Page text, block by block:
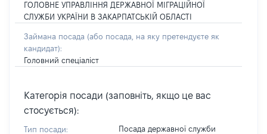
ГОЛОВНЕ УПРАВЛІННЯ ДЕРЖАВНОЇ МІГРАЦІЙНОЇ
СЛУЖБИ УКРАЇНИ В ЗАКАРПАТСЬКІЙ ОБЛАСТІ
Займана посада (або посада, на яку претендуєте як
кандидат):
Головний спеціаліст
Категорія посади (заповніть, якщо це вас
стосується):
Тип посади: Посада державної служби